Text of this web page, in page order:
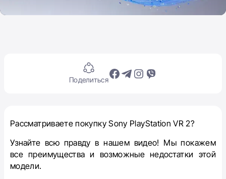
Поделиться
Рассматриваете покупку Sony PlayStation VR 2?
Узнайте всю правду в нашем видео! Мы покажем
все преимущества и возможные недостатки этой
модели.